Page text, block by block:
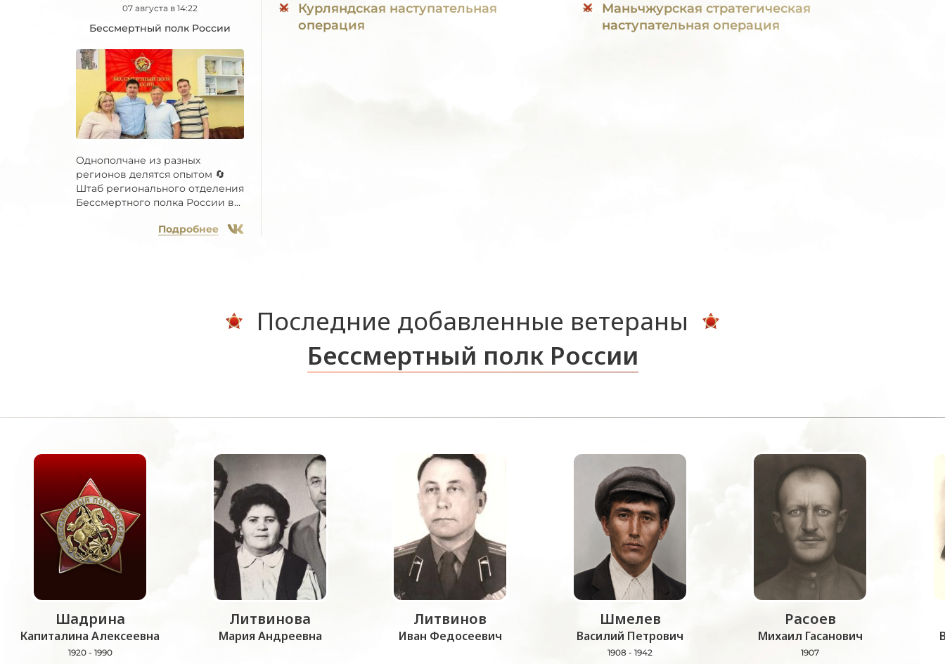
07 августа в 14:22
Бессмертный полк России
Однополчане из разных
регионов делятся опытом 🔄
Штаб регионального отделения
Бессмертного полка России в...
Подробнее
Курляндская наступательная
операция
Маньчжурская стратегическая
наступательная операция
Последние добавленные ветераны
Бессмертный полк России
Шадрина
Капиталина Алексеевна
1920 - 1990
Литвинова
Мария Андреевна
Литвинов
Иван Федосеевич
Шмелев
Василий Петрович
1908 - 1942
Расоев
Михаил Гасанович
1907